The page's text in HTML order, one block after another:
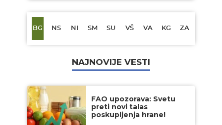
BG NS NI SM SU VŠ VA KG ZA
NAJNOVIJE VESTI
FAO upozorava: Svetu
preti novi talas
poskupljenja hrane!